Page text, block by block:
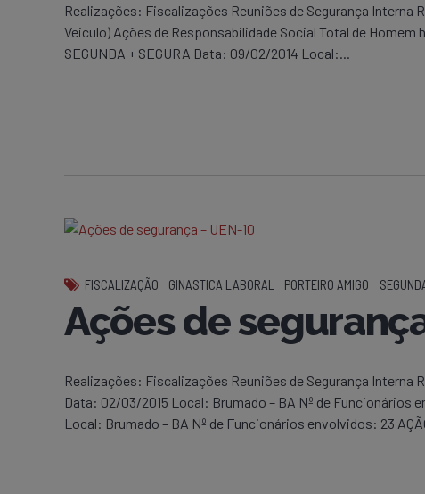
Realizações: Fiscalizações Reuniões de Segurança Interna
Veiculo) Ações de Responsabilidade Social Total de
SEGUNDA + SEGURA Data: 09/02/2014 Local:...
FISCALIZAÇÃO GINASTICA LABORAL PORTEIRO AMIGO
Ações de
Realizações: Fiscalizações Reuniões de Segurança Interna
Data: 02/03/2015 Local: Brumado – BA Nº de
Local: Brumado – BA Nº de Funcionários envolvidos: 23